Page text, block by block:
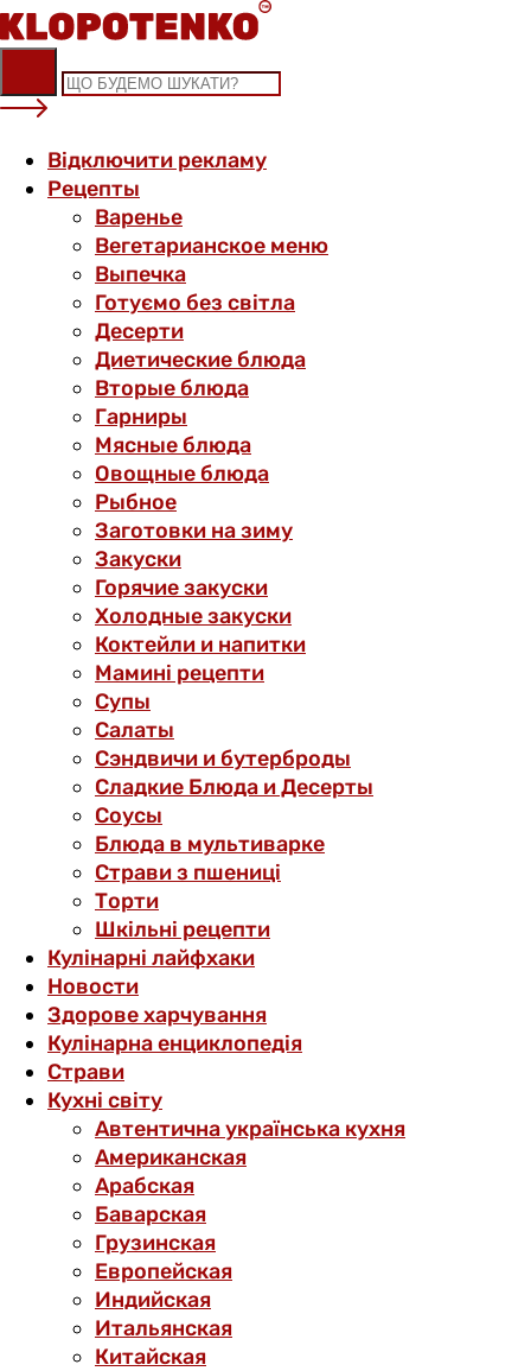
Skip
to
content
Відключити рекламу
Рецепты
Варенье
Вегетарианское меню
Выпечка
Готуємо без світла
Десерти
Диетические блюда
Вторые блюда
Гарниры
Мясные блюда
Овощные блюда
Рыбное
Заготовки на зиму
Закуски
Горячие закуски
Холодные закуски
Коктейли и напитки
Мамині рецепти
Супы
Салаты
Сэндвичи и бутерброды
Сладкие Блюда и Десерты
Соусы
Блюда в мультиварке
Страви з пшениці
Торти
Шкільні рецепти
Кулінарні лайфхаки
Новости
Здорове харчування
Кулінарна енциклопедія
Страви
Кухні світу
Автентична українська кухня
Американская
Арабская
Баварская
Грузинская
Европейская
Индийская
Итальянская
Китайская